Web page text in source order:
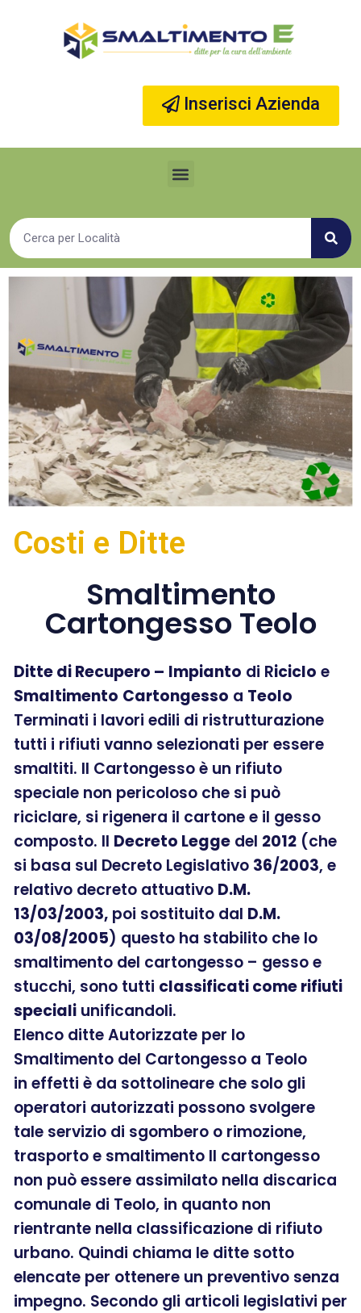
Inserisci Azienda
Costi e Ditte
Smaltimento
Cartongesso Teolo
Ditte di Recupero – Impianto di Riciclo e
Smaltimento Cartongesso a Teolo
Terminati i lavori edili di ristrutturazione
tutti i rifiuti vanno selezionati per essere
smaltiti. Il Cartongesso è un rifiuto
speciale non pericoloso che si può
riciclare, si rigenera il cartone e il gesso
composto. Il Decreto Legge del 2012 (che
si basa sul Decreto Legislativo 36/2003, e
relativo decreto attuativo D.M.
13/03/2003, poi sostituito dal D.M.
03/08/2005) questo ha stabilito che lo
smaltimento del cartongesso – gesso e
stucchi, sono tutti classificati come rifiuti
speciali unificandoli.
Elenco ditte Autorizzate per lo
Smaltimento del Cartongesso a Teolo
in effetti è da sottolineare che solo gli
operatori autorizzati possono svolgere
tale servizio di sgombero o rimozione,
trasporto e smaltimento Il cartongesso
non può essere assimilato nella discarica
comunale di Teolo, in quanto non
rientrante nella classificazione di rifiuto
urbano. Quindi chiama le ditte sotto
elencate per ottenere un preventivo senza
impegno. Secondo gli articoli legislativi per